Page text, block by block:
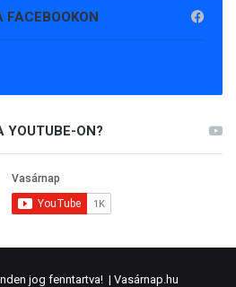
FACEBOOKON
YOUTUBE-ON?
jog fenntartva! | Vasárnap.hu